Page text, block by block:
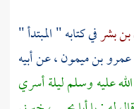
بشرفي كتابه " المبتدأ "
عمرو بن ميمون، عن أبيه
عليه وسلم ليلة أسري